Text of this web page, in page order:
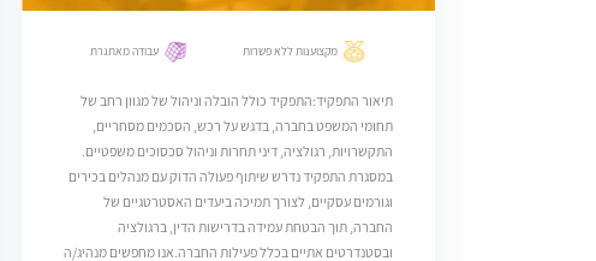
מקצוענות ללא פשרות עבודה מאתגרת
תיאור התפקיד:התפקיד כולל הובלה וניהול של מגוון רחב של
תחומי המשפט בחברה, בדגש על רכש, הסכמים מסחריים,
התקשרויות, רגולציה, דיני תחרות וניהול סכסוכים משפטיים.
במסגרת התפקיד נדרש שיתוף פעולה הדוק עם מנהלים בכירים
וגורמים עסקיים, לצורך תמיכה ביעדים האסטרטגיים של
החברה, תוך הבטחת עמידה בדרישות הדין, ברגולציה
ובסטנדרטים אתיים בכלל פעילות החברה.אנו מחפשים מנהיג/ה